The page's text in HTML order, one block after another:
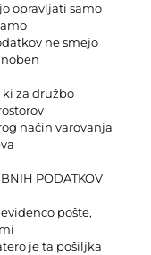
opravljati samo
ne smejo
ki za družbo
način varovanja
PODATKOV
pošte,
je ta pošiljka